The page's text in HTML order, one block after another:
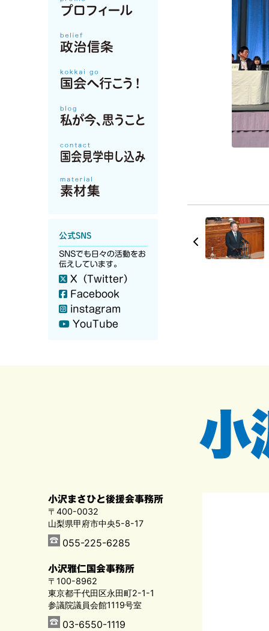
公式SNS
SNSでも日々の活動をお
伝えしています。
X（Twitter）
Facebook
instagram
YouTube
小沢まさひと後援会事務所
〒400-0032
山梨県甲府市中央5-8-17
055-225-6285
小沢雅仁国会事務所
〒100-8962
東京都千代田区永田町2-1-1
参議院議員会館1119号室
03-6550-1119